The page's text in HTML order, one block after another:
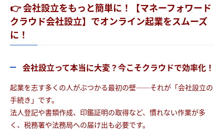
👉 会社設立をもっと簡単に！【マネーフォワード
クラウド会社設立】でオンライン起業をスムーズ
に！
会社設立って本当に大変？今こそクラウドで効率化！
起業を志す多くの人がぶつかる最初の壁――それが「会社設立の
手続き」です。
法人登記や書類作成、印鑑証明の取得など、慣れない作業が多
く、税務署や法務局への届け出も必要です。